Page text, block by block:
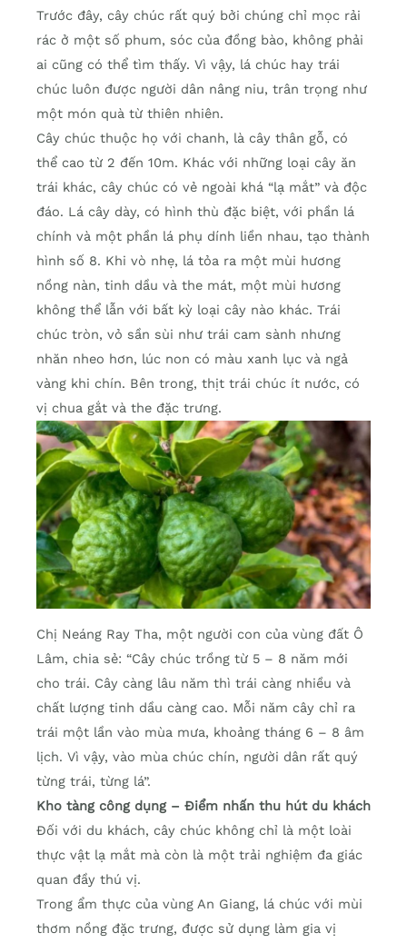
Trước đây, cây chúc rất quý bởi chúng chỉ mọc rải
rác ở một số phum, sóc của đồng bào, không phải
ai cũng có thể tìm thấy. Vì vậy, lá chúc hay trái
chúc luôn được người dân nâng niu, trân trọng như
một món quà từ thiên nhiên.
Cây chúc thuộc họ với chanh, là cây thân gỗ, có
thể cao từ 2 đến 10m. Khác với những loại cây ăn
trái khác, cây chúc có vẻ ngoài khá “lạ mắt” và độc
đáo. Lá cây dày, có hình thù đặc biệt, với phần lá
chính và một phần lá phụ dính liền nhau, tạo thành
hình số 8. Khi vò nhẹ, lá tỏa ra một mùi hương
nồng nàn, tinh dầu và the mát, một mùi hương
không thể lẫn với bất kỳ loại cây nào khác. Trái
chúc tròn, vỏ sần sùi như trái cam sành nhưng
nhăn nheo hơn, lúc non có màu xanh lục và ngả
vàng khi chín. Bên trong, thịt trái chúc ít nước, có
vị chua gắt và the đặc trưng.
Chị Neáng Ray Tha, một người con của vùng đất Ô
Lâm, chia sẻ: “Cây chúc trồng từ 5 – 8 năm mới
cho trái. Cây càng lâu năm thì trái càng nhiều và
chất lượng tinh dầu càng cao. Mỗi năm cây chỉ ra
trái một lần vào mùa mưa, khoảng tháng 6 – 8 âm
lịch. Vì vậy, vào mùa chúc chín, người dân rất quý
từng trái, từng lá”.
Kho tàng công dụng – Điểm nhấn thu hút du khách
Đối với du khách, cây chúc không chỉ là một loài
thực vật lạ mắt mà còn là một trải nghiệm đa giác
quan đầy thú vị.
Trong ẩm thực của vùng An Giang, lá chúc với mùi
thơm nồng đặc trưng, được sử dụng làm gia vị